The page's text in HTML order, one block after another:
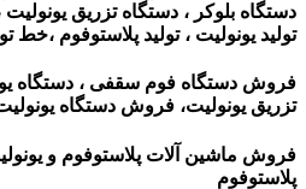
دستگاه بلوکر ، دستگاه تزریق
تولید یونولیت ، تولید پلاستوفوم
فروش دستگاه فوم سقفی ، دستگاه
تزریق یونولیت، فروش دستگاه
فروش ماشین آلات پلاستوفوم و
پلاستوفوم